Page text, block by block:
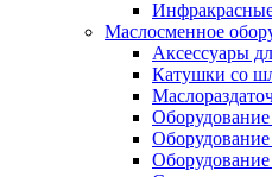
Маслосменное
Аксессуары
Катушки со